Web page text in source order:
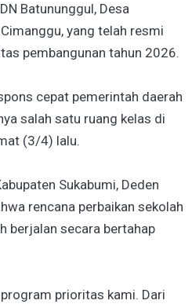
Batununggul, Desa
yang telah resmi
pembangunan tahun 2026.
cepat pemerintah daerah
salah satu ruang kelas di
(3/4) lalu.
Sukabumi, Deden
rencana perbaikan sekolah
berjalan secara bertahap
prioritas kami. Dari